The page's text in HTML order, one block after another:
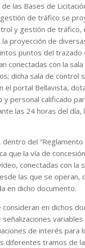
las Bases de
de tráfico se
y gestión de tráfico,
proyección de
puntos del trazado
conectadas con la
dicha sala de control
el portal Bellavista,
y personal calificado
las 24 horas del día,
del “Reglamento
que la vía de
conectadas con la
las que se operan,
en dicho documento.
consideran en dichos
de interés para
diferentes tramos de